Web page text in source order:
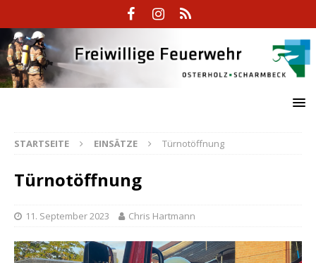
STARTSEITE EINSÄTZE Türnotöffnung
Türnotöffnung
11. September 2023 Chris Hartmann